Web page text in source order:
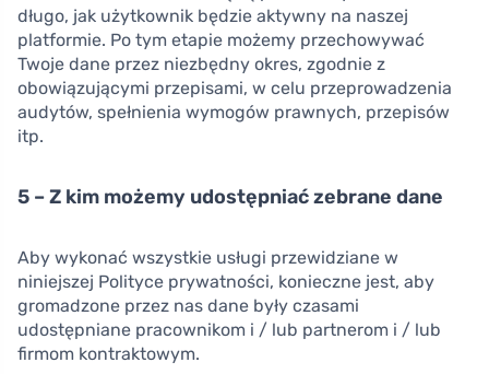
długo, jak użytkownik będzie aktywny na naszej
platformie. Po tym etapie możemy przechowywać
Twoje dane przez niezbędny okres, zgodnie z
obowiązującymi przepisami, w celu przeprowadzenia
audytów, spełnienia wymogów prawnych, przepisów
itp.
5 – Z kim możemy udostępniać zebrane dane
Aby wykonać wszystkie usługi przewidziane w
niniejszej Polityce prywatności, konieczne jest, aby
gromadzone przez nas dane były czasami
udostępniane pracownikom i / lub partnerom i / lub
firmom kontraktowym.